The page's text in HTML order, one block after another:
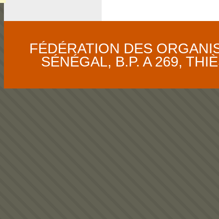
FÉDÉRATION DES
SÉNÉGAL, B.P. A 269,